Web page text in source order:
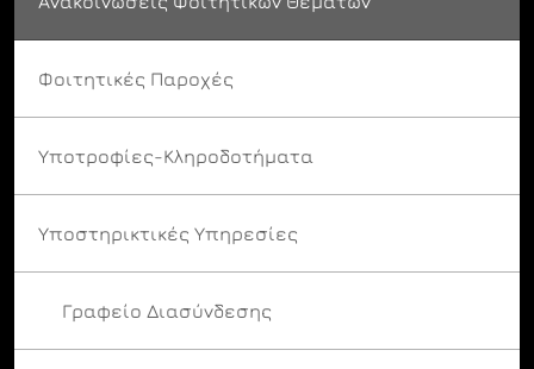
Φοιτητικές Παροχές
Υποτροφίες-Κληροδοτήματα
Υποστηρικτικές Υπηρεσίες
Γραφείο Διασύνδεσης